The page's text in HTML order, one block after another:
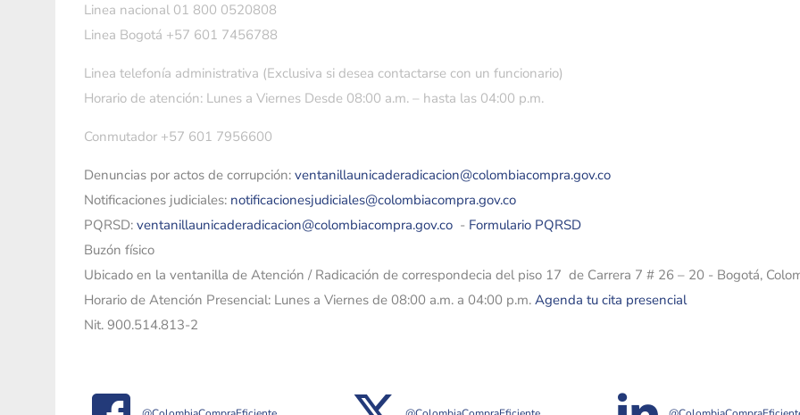
Linea nacional 01 800 0520808
Linea Bogotá +57 601 7456788
Linea telefonía administrativa (Exclusiva si desea contactarse con un funcionario)
Horario de atención: Lunes a Viernes Desde 08:00 a.m. – hasta las 04:00 p.m.
Conmutador +57 601 7956600
Denuncias por actos de corrupción: ventanillaunicaderadicacion@colombiacompra.gov.co
Notificaciones judiciales: notificacionesjudiciales@colombiacompra.gov.co
PQRSD: ventanillaunicaderadicacion@colombiacompra.gov.co - Formulario PQRSD
Buzón físico
Ubicado en la ventanilla de Atención / Radicación de correspondecia del piso 17 de Carrera 7 # 26 – 20 - Bogotá,
Horario de Atención Presencial: Lunes a Viernes de 08:00 a.m. a 04:00 p.m. Agenda tu cita presencial
Nit. 900.514.813-2